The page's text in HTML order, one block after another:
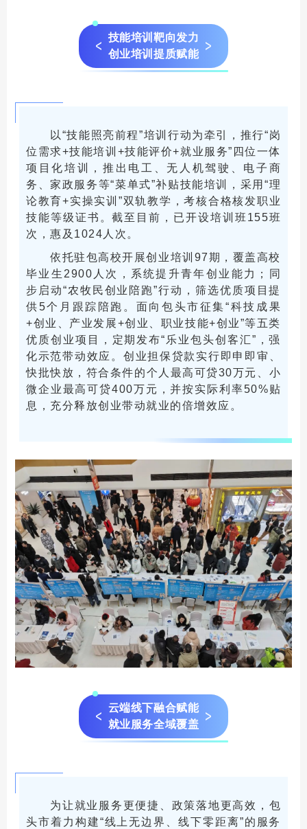
技能培训靶向发力
创业培训提质赋能
以“技能照亮前程”培训行动为牵引，推行“岗
位需求+技能培训+技能评价+就业服务”四位一体
项目化培训，推出电工、无人机驾驶、电子商
务、家政服务等“菜单式”补贴技能培训，采用“理
论教育+实操实训”双轨教学，考核合格核发职业
技能等级证书。截至目前，已开设培训班155班
次，惠及1024人次。
依托驻包高校开展创业培训97期，覆盖高校
毕业生2900人次，系统提升青年创业能力；同
步启动“农牧民创业陪跑”行动，筛选优质项目提
供5个月跟踪陪跑。面向包头市征集“科技成果
+创业、产业发展+创业、职业技能+创业”等五类
优质创业项目，定期发布“乐业包头创客汇”，强
化示范带动效应。创业担保贷款实行即申即审、
快批快放，符合条件的个人最高可贷30万元、小
微企业最高可贷400万元，并按实际利率50%贴
息，充分释放创业带动就业的倍增效应。
云端线下融合赋能
就业服务全域覆盖
为让就业服务更便捷、政策落地更高效，包
头市着力构建“线上无边界、线下零距离”的服务